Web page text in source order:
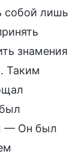
собой лишь
знамения
Таким
— Он был